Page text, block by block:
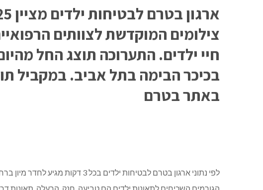
צילומים המוקדשת לצוותים
בכיכר הבימה בתל אביב. במקביל
באתר בטרם
לפי נתוני ארגון בטרם לבטיחות